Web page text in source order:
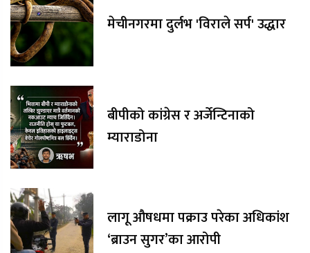
मेचीनगरमा दुर्लभ 'विराले सर्प' उद्धार
बीपीको कांग्रेस र अर्जेन्टिनाको
म्याराडोना
लागू औषधमा पक्राउ परेका अधिकांश
‘ब्राउन सुगर’का आरोपी